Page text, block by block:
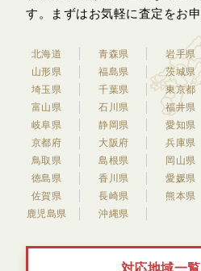
す。
まずはお気軽に査定をお
北海道 青森県 岩手県
山形県
福島県 茨城県
埼玉県
千葉県 東京都
富山県
石川県 福井県
岐阜県
静岡県 愛知県
京都府
大阪府 兵庫県
鳥取県
島根県 岡山県
徳島県
香川県 愛媛県
佐賀県
長崎県 熊本県
鹿児島県
沖縄県
対応地域一